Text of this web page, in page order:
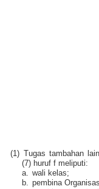
(1) Tugas tambahan
(7) huruf f meliputi:
a. wali kelas;
b. pembina